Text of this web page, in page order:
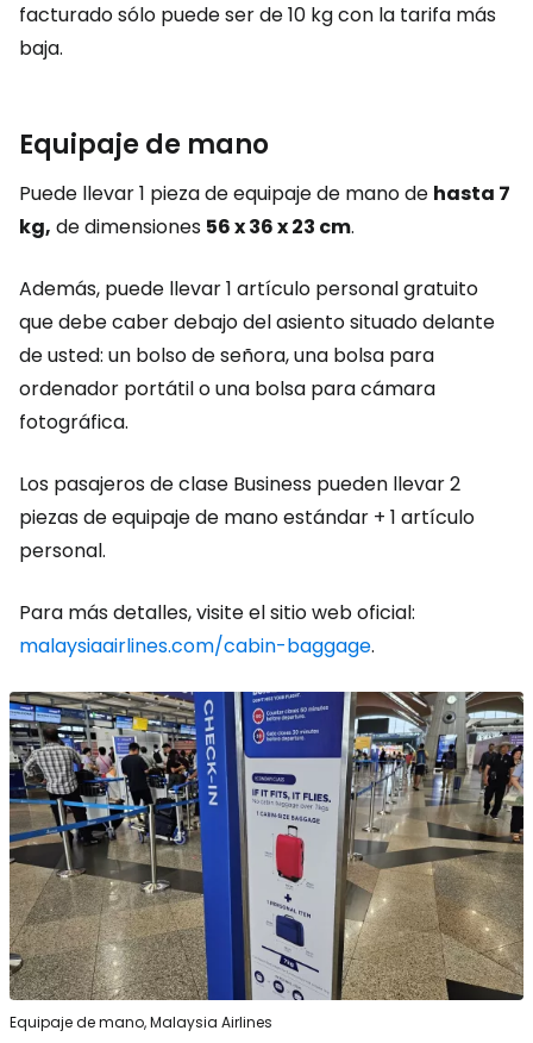
facturado sólo puede ser de 10 kg con la tarifa más
baja.
Equipaje de mano
Puede llevar 1 pieza de equipaje de mano de hasta 7
kg, de dimensiones 56 x 36 x 23 cm.
Además, puede llevar 1 artículo personal gratuito
que debe caber debajo del asiento situado delante
de usted: un bolso de señora, una bolsa para
ordenador portátil o una bolsa para cámara
fotográfica.
Los pasajeros de clase Business pueden llevar 2
piezas de equipaje de mano estándar + 1 artículo
personal.
Para más detalles, visite el sitio web oficial:
malaysiaairlines.com/cabin-baggage.
Equipaje de mano, Malaysia Airlines